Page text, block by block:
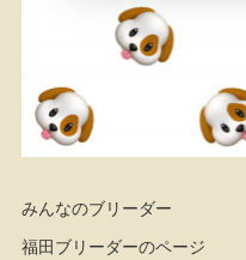
みんなのブリーダー
福田ブリーダーのページ